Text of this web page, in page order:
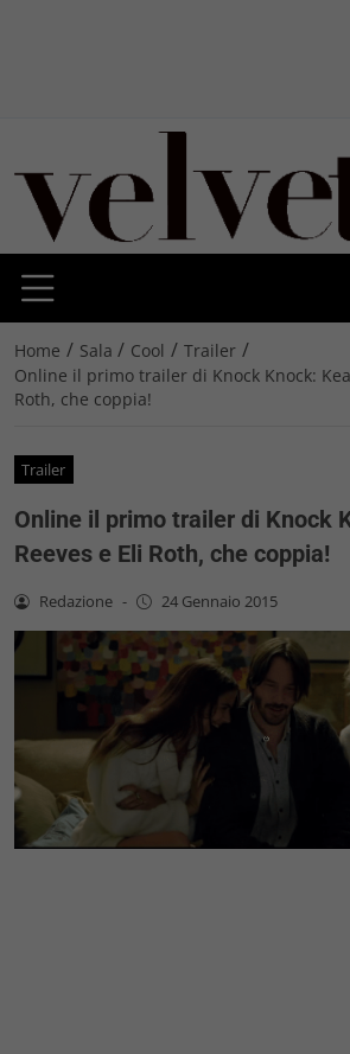
Home / Sala / Cool / Trailer /
Online il primo trailer di Knock Knock:
Roth, che coppia!
Trailer
Online il primo trailer di Knock
Reeves e Eli Roth, che coppia!
Redazione - 24 Gennaio 2015